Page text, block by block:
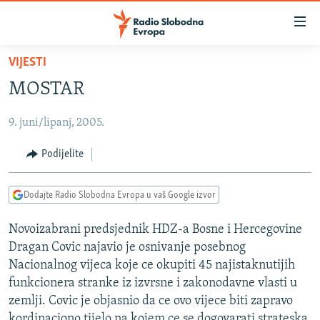
Pređite
glavni
Pređite
Pređite
pretragu
SRBIJA
KOSOVO
VIZUELNO
VIDEO
FOTOGALERIJE
INFOGRAFIKE
PODCASTI
RAT U UKRAJINI
KINA NA BALKANU
RSE PRIČE IZ SVIJETA
VIJESTI
MOSTAR
9. juni/lipanj, 2005.
Podijelite
Dodajte Radio Slobodna Evropa u vaš Google izvor
Novoizabrani predsjednik HDZ-a Bosne i Hercegovine
Dragan Covic najavio je osnivanje posebnog
Nacionalnog vijeca koje ce okupiti 45 najistaknutijih
funkcionera stranke iz izvrsne i zakonodavne vlasti u
zemlji. Covic je objasnio da ce ovo vijece biti zapravo